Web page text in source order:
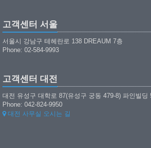
고객센터 서울
서울시 강남구 테헤란로 138 DREAUM 7층
Phone: 02-584-9993
고객센터 대전
대전 유성구 대학로 87(유성구 궁동 479-8) 파인빌딩
Phone: 042-824-9950
대전 사무실 오시는 길